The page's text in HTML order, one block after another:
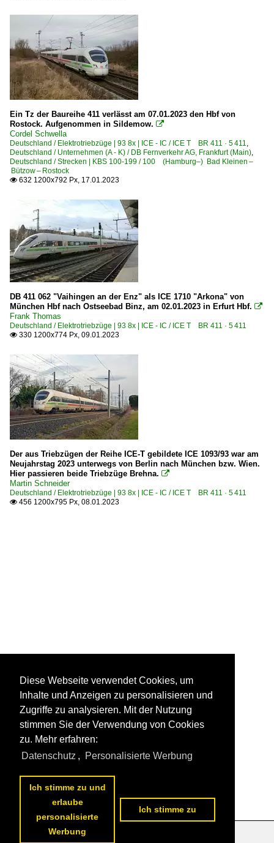
Ein Tz der Baureihe 411 verlässt am 07.01.2023 den Hbf von
Rostock. Aufgenommen in Sildemow. 
Cordel Schwella
Deutschland / Elektrotriebzüge | 93 8x | ICE - IC / ICE T BR 411 · 5 411,
Deutschland / Unternehmen (A - K) / DB Fernverkehr AG, Frankfurt (Main),
Deutschland / Strecken | KBS 100-199 / 100 (Hamburg–) Bad Kleinen –
Bützow – Rostock
 632 1200x792 Px, 17.01.2023
DB 411 062 "Vaihingen an der Enz" als ICE 1710 "Arkona" von
München Hbf nach Ostseebad Binz, am 02.01.2023 in Erfurt Hbf. 
Frank Thomas
Deutschland / Elektrotriebzüge | 93 8x | ICE - IC / ICE T BR 411 · 5 411
 330 1200x774 Px, 09.01.2023
Der aus Triebzügen der Reihe ICE-T gebildete ICE 1093/93 war am
Neujahrstag 2023 unterwegs von Berlin nach München bzw. Wien.
Hier passieren beide Triebzüge Brehna. 
Martin Schneider
Deutschland / Elektrotriebzüge | 93 8x | ICE - IC / ICE T BR 411 · 5 411
 456 1200x795 Px, 08.01.2023
Diese Webseite verwendet Cookies, um
Inhalte und Anzeigen zu personalisieren und
Zugriffe zu analysieren. Mit der Nutzung
stimmen Sie der Verwendung von Cookies
zu. Mehr erfahren:
Datenschutz , Personalisierte Werbung
Ich stimme zu und
erlaube
personalisierte
Werbung
Ich stimme zu